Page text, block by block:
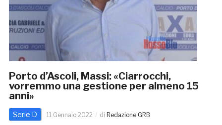
Porto d’Ascoli, Massi: «Ciarrocchi,
vorremmo una gestione per almeno 15
anni»
Serie D 11 Gennaio 2022 di Redazione GRB